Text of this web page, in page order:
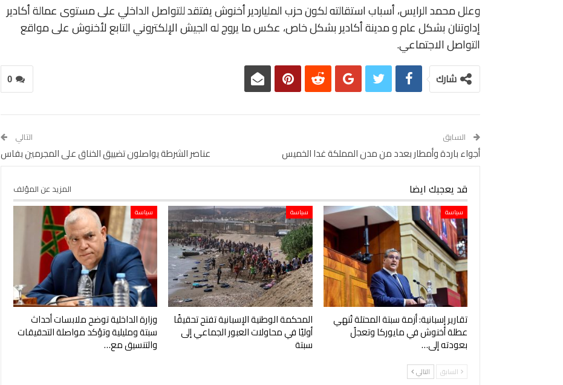
وعلل محمد الرايس، أسباب استقالته لكون حزب الملياردير أخنوش يفتقد للتواصل الداخلي على مستوى عمالة أكادير
إداوتنان بشكل عام و مدينة أكادير بشكل خاص، عكس ما يروج له الجيش الإلكتروني التابع لأخنوش على مواقع
التواصل الاجتماعي.
0 شارك
السابق
أجواء باردة وأمطار بعدد من مدن المملكة غدا الخميس
التالي
عناصر الشرطة يواصلون تضييق الخناق على المجرمين بفاس
قد يعجبك ايضا المزيد عن المؤلف
سياسة
تقارير إسبانية: أزمة سبتة المحتلة تُنهي
عطلة أخنوش في مايوركا وتعجلُ
بعودته إلى…
سياسة
المحكمة الوطنية الإسبانية تفتح تحقيقًا
أوليًا في محاولات العبور الجماعي إلى
سبتة
سياسة
وزارة الداخلية توضح ملابسات أحداث
سبتة ومليلية وتؤكد مواصلة التحقيقات
والتنسيق مع…
السابق التالي